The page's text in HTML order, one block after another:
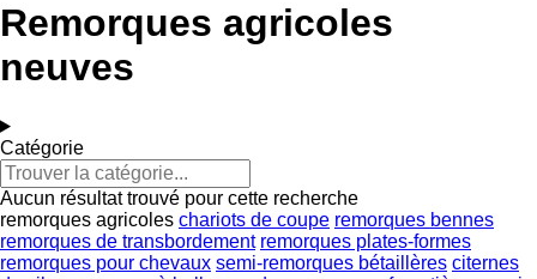
Remorques agricoles
neuves
Catégorie
Aucun résultat trouvé pour cette recherche
remorques agricoles chariots de coupe remorques bennes
remorques de transbordement remorques plates-formes
remorques pour chevaux semi-remorques bétaillères citernes